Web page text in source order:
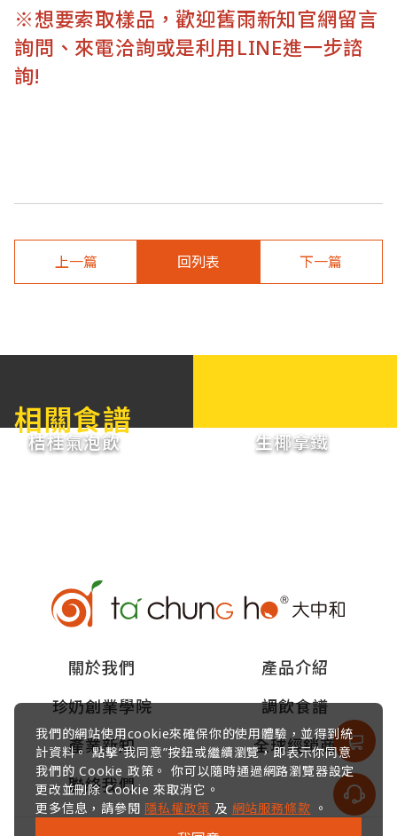
※想要索取樣品，歡迎舊雨新知官網留言
詢問、來電洽詢或是利用LINE進一步諮
詢!
上一篇 回列表 下一篇
相關食譜
桔桂氣泡飲 生椰拿鐵
關於我們
產品介紹
珍奶創業學院
調飲食譜
產業新知
全球經銷商
聯絡我們
我們的網站使用cookie來確保你的使用體驗，並得到統
計資料。 點擊“我同意”按鈕或繼續瀏覽，即表示你同意
我們的 Cookie 政策。 你可以隨時通過網路瀏覽器設定
更改並刪除 Cookie 來取消它。
更多信息，請參閱 隱私權政策 及 網站服務條款 。